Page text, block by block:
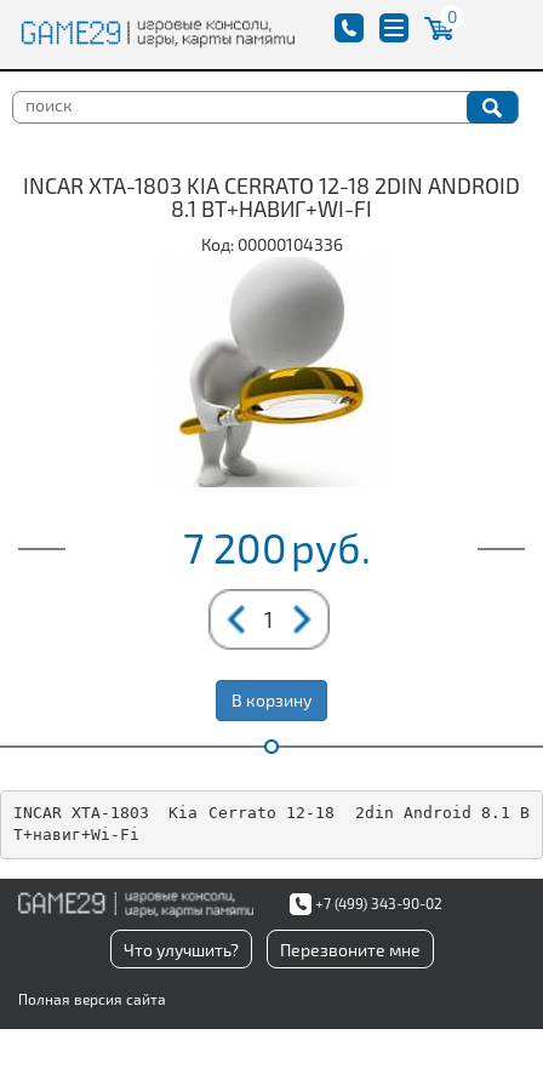
0
INCAR XTA-1803 KIA CERRATO 12-18 2DIN ANDROID
8.1 BT+НАВИГ+WI-FI
Код: 00000104336
7 200руб.
В корзину
INCAR XTA-1803  Kia Cerrato 12-18  2din Android 8.1 B
T+навиг+Wi-Fi
+7 (499) 343-90-02
Что улучшить? Перезвоните мне
Полная версия сайта